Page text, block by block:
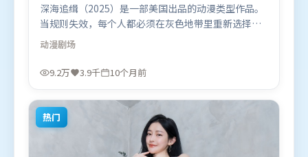
深海追缉（2025）是一部美国出品的动漫类型作品。
当规则失效，每个人都必须在灰色地带里重新选择立
场与底线。高潮段落信息密度高，情绪释放与主题回
扣同时完成。由文牧野执导，基里安·墨菲、张家
辉、马东锡，奥卡菲娜、长泽雅美等联袂出演。影片
合喜欢动漫题材的观众观看。
动漫剧场
9.2万 3.9千 10个月前
热门